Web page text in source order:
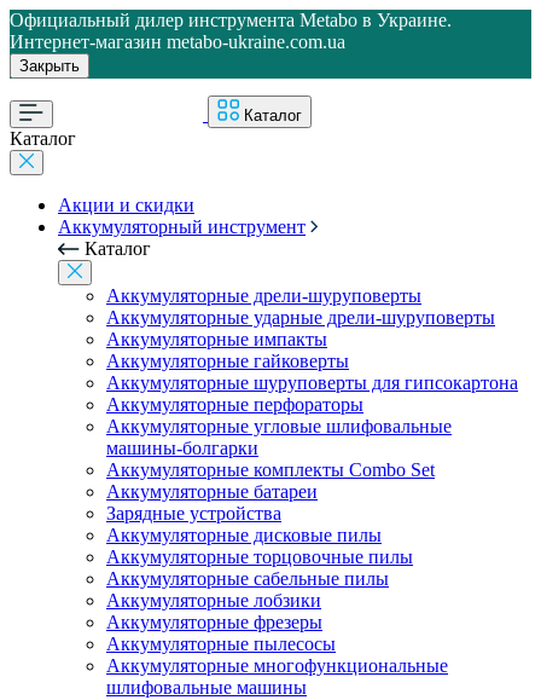
Официальный дилер инструмента Metabo в Украине.
Интернет-магазин metabo-ukraine.com.ua
Закрыть
Каталог
Каталог
Акции и скидки
Аккумуляторный инструмент
Каталог
Аккумуляторные дрели-шуруповерты
Аккумуляторные ударные дрели-шуруповерты
Аккумуляторные импакты
Аккумуляторные гайковерты
Аккумуляторные шуруповерты для гипсокартона
Аккумуляторные перфораторы
Аккумуляторные угловые шлифовальные
машины-болгарки
Аккумуляторные комплекты Combo Set
Аккумуляторные батареи
Зарядные устройства
Аккумуляторные дисковые пилы
Аккумуляторные торцовочные пилы
Аккумуляторные сабельные пилы
Аккумуляторные лобзики
Аккумуляторные фрезеры
Аккумуляторные пылесосы
Аккумуляторные многофункциональные
шлифовальные машины